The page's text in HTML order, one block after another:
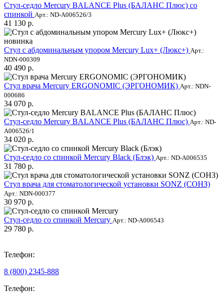
Стул-седло Mercury BALANCE Plus (БАЛАНС Плюс) со
спинкой Арт.: ND-A006526/3
41 130 р.
новинка
Стул с абдоминальным упором Mercury Lux+ (Люкс+) Арт.:
NDN-000309
40 490 р.
Стул врача Mercury ERGONOMIC (ЭРГОНОМИК) Арт.: NDN-
000686
34 070 р.
Стул-седло Mercury BALANCE Plus (БАЛАНС Плюс) Арт.: ND-
A006526/1
34 020 р.
Стул-седло со спинкой Mercury Black (Блэк) Арт.: ND-A006535
31 780 р.
Стул врача для стоматологической установки SONZ (СОНЗ)
Арт.: NDN-000377
30 970 р.
Стул-седло со спинкой Mercury Арт.: ND-A006543
29 780 р.
Телефон:
8 (800) 2345-888
Телефон: